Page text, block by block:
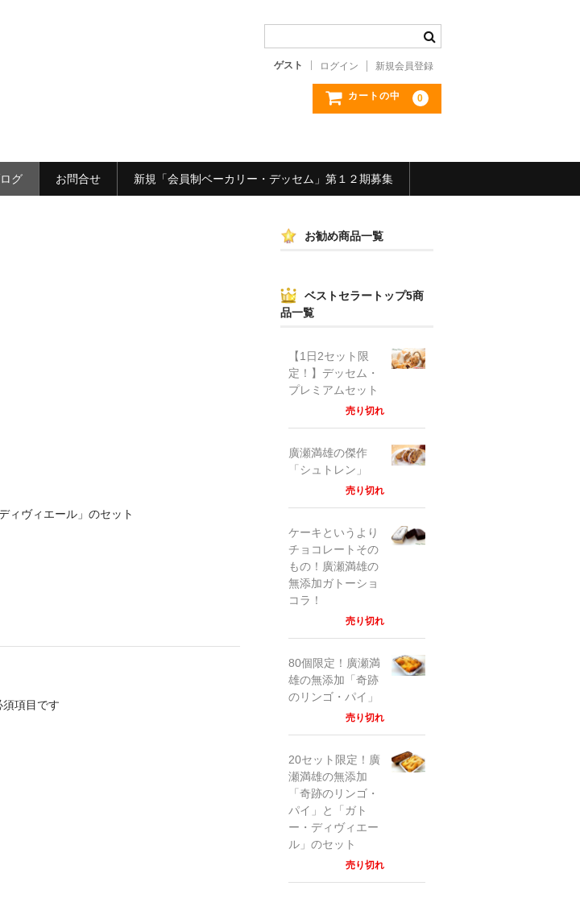
ゲスト ログイン 新規会員登録
カートの中 0
グ お問合せ 新規「会員制ベーカリー・デッセム」第１２期募集
ィヴィエール」のセット
項目です
お勧め商品一覧
ベストセラートップ5商
品一覧
【1日2セット限
定！】デッセム・
プレミアムセット
売り切れ
廣瀬満雄の傑作
「シュトレン」
売り切れ
ケーキというより
チョコレートその
もの！廣瀬満雄の
無添加ガトーショ
コラ！
売り切れ
80個限定！廣瀬満
雄の無添加「奇跡
のリンゴ・パイ」
売り切れ
20セット限定！廣
瀬満雄の無添加
「奇跡のリンゴ・
パイ」と「ガト
ー・ディヴィエー
ル」のセット
売り切れ